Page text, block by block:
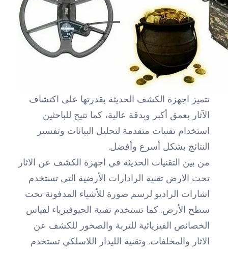
تتميز اجهزة الكشف الحديثة بقدرتها على اكتشاف
الآثار بعمق أكبر وبدقة عالية، كما تتيح للباحثين
استخدام تقنيات متقدمة لتحليل البيانات وتفسير
النتائج بشكل أسرع وأفضل.
من بين التقنيات الحديثة في اجهزة الكشف عن الاثار
تحت الارض تقنية الرادارات الأرضية التي تستخدم
اشارات الراديو لرسم صورة للأشياء المدفونة تحت
سطح الأرض. كما تستخدم تقنية الجيوفيزياء لقياس
الخصائص الفيزيائية للتربة والصخور للكشف عن
الاثار والمخلفات. وتقنية الليدار اللاسلكي تستخدم